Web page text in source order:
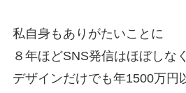
私自身もありがたいことに
８年ほどSNS発信はほぼしな
デザインだけでも年1500万円